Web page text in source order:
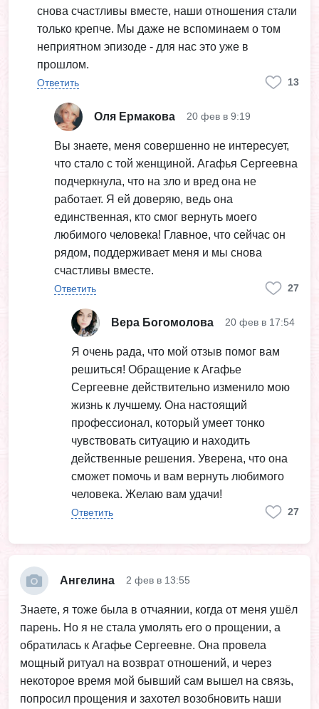
снова счастливы вместе, наши отношения стали
только крепче. Мы даже не вспоминаем о том
неприятном эпизоде - для нас это уже в
прошлом.
Ответить 13
Оля Ермакова 20 фев в 9:19
Вы знаете, меня совершенно не интересует,
что стало с той женщиной. Агафья Сергеевна
подчеркнула, что на зло и вред она не
работает. Я ей доверяю, ведь она
единственная, кто смог вернуть моего
любимого человека! Главное, что сейчас он
рядом, поддерживает меня и мы снова
счастливы вместе.
Ответить 27
Вера Богомолова 20 фев в 17:54
Я очень рада, что мой отзыв помог вам
решиться! Обращение к Агафье
Сергеевне действительно изменило мою
жизнь к лучшему. Она настоящий
профессионал, который умеет тонко
чувствовать ситуацию и находить
действенные решения. Уверена, что она
сможет помочь и вам вернуть любимого
человека. Желаю вам удачи!
Ответить 27
Ангелина 2 фев в 13:55
Знаете, я тоже была в отчаянии, когда от меня ушёл
парень. Но я не стала умолять его о прощении, а
обратилась к Агафье Сергеевне. Она провела
мощный ритуал на возврат отношений, и через
некоторое время мой бывший сам вышел на связь,
попросил прощения и захотел возобновить наши